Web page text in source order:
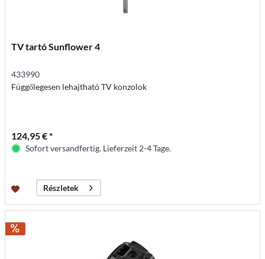
TV tartó Sunflower 4
433990
Függőlegesen lehajtható TV konzolok
124,95 € *
Sofort versandfertig. Lieferzeit 2-4 Tage.
Részletek